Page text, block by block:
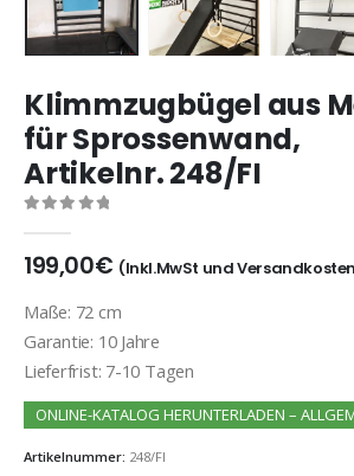
Klimmzugbügel aus
für Sprossenwand,
Artikelnr. 248/FI
199,00€ (Inkl.MwSt und
Maße: 72 cm
Garantie: 10 Jahre
Lieferfrist: 7-10 Tagen
ONLINE-KATALOG HERUNTERLADEN –
Artikelnummer: 248/FI